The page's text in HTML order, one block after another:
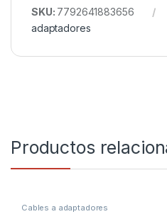
SKU: 7792641883656
adaptadores
Productos
Cables a adaptadores